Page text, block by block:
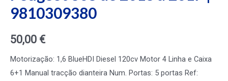
9810309380
50,00 €
Motorização: 1,6 BlueHDI Diesel 120cv Motor 4 Linha e Caixa
6+1 Manual tracção dianteira Num. Portas: 5 portas Ref: